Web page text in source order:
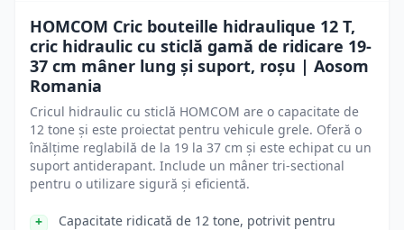
HOMCOM Cric bouteille hidraulique 12 T,
cric hidraulic cu sticlă gamă de ridicare 19-
37 cm mâner lung și suport, roșu | Aosom
Romania
Cricul hidraulic cu sticlă HOMCOM are o capacitate de
12 tone și este proiectat pentru vehicule grele. Oferă o
înălțime reglabilă de la 19 la 37 cm și este echipat cu un
suport antiderapant. Include un mâner tri-sectional
pentru o utilizare sigură și eficientă.
Capacitate ridicată de 12 tone, potrivit pentru